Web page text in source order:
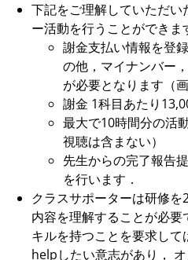
下記をご理解していただ
ー活動を行うことができま
謝金支払い情報を登
の他，マイナンバー
が必要となります（
謝金 1科目あたり
最大で10時間分の活
視聴は含まない）
先生からの完了報告
を行います．
クラスサポーターは研修
内容を理解することが必
キルを持つことを要求し
helpしたい意志があり，